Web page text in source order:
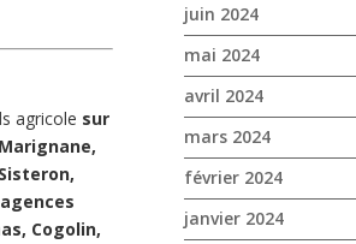
agricole sur
Cogolin,
juin 2024
mai 2024
avril 2024
mars 2024
février 2024
janvier 2024